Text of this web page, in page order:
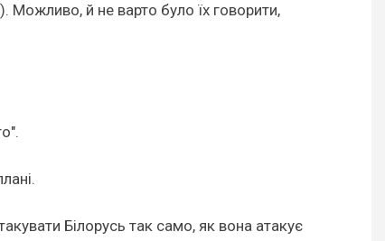
й не варто було їх говорити,
Білорусь так само, як вона атакує